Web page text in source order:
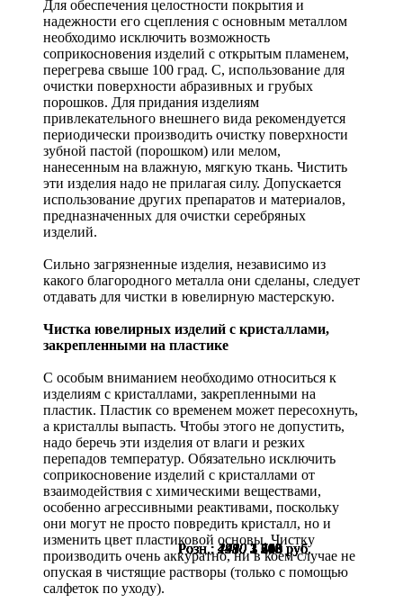
Розн.: 4410 3 308руб.
Розн.: 4410 3 308руб.
Розн.: 4480 3 360руб.
Розн.: 4910 3 683руб.
Розн.: 1730 1 298руб.
Розн.: 2350 1 763руб.
Для обеспечения целостности покрытия и
надежности его сцепления с основным металлом
необходимо исключить возможность
соприкосновения изделий с открытым пламенем,
перегрева свыше 100 град. С, использование для
очистки поверхности абразивных и грубых
порошков. Для придания изделиям
привлекательного внешнего вида рекомендуется
периодически производить очистку поверхности
зубной пастой (порошком) или мелом,
нанесенным на влажную, мягкую ткань. Чистить
эти изделия надо не прилагая силу. Допускается
использование других препаратов и материалов,
предназначенных для очистки серебряных
изделий.
Сильно загрязненные изделия, независимо из
какого благородного металла они сделаны, следует
отдавать для чистки в ювелирную мастерскую.
Чистка ювелирных изделий с кристаллами,
закрепленными на пластике
С особым вниманием необходимо относиться к
изделиям с кристаллами, закрепленными на
пластик. Пластик со временем может пересохнуть,
а кристаллы выпасть. Чтобы этого не допустить,
надо беречь эти изделия от влаги и резких
перепадов температур. Обязательно исключить
соприкосновение изделий с кристаллами от
взаимодействия с химическими веществами,
особенно агрессивными реактивами, поскольку
они могут не просто повредить кристалл, но и
изменить цвет пластиковой основы. Чистку
производить очень аккуратно, ни в коем случае не
опуская в чистящие растворы (только с помощью
салфеток по уходу).
Розн.: 4480 3 360руб.
Розн.: 4410 3 308руб.
Розн.: 2280 1 710руб.
Розн.: 2990 2 243руб.